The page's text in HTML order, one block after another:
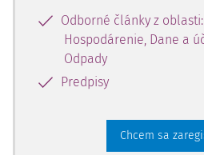
Odborné články z
Hospodárenie, Dane a
Odpady
Predpisy
Chcem sa